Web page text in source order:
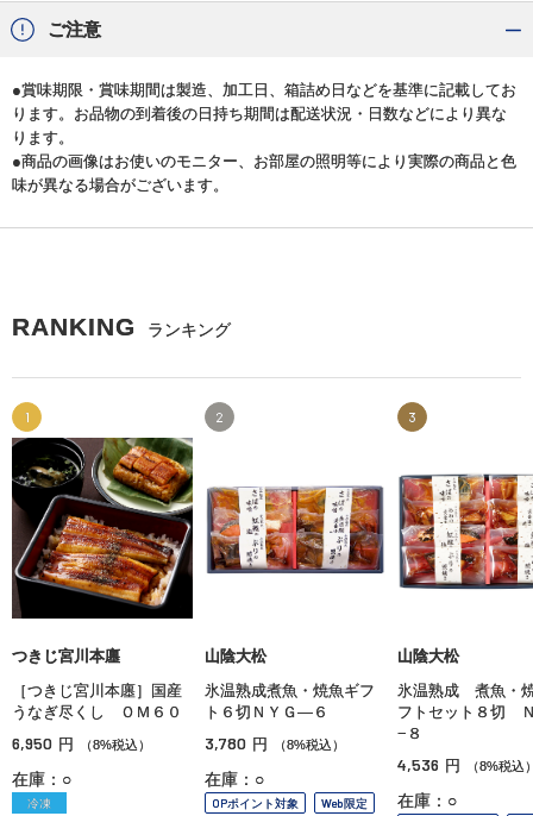
ご注意
●賞味期限・賞味期間は製造、加工日、箱詰め日などを基準に記載してお
ります。お品物の到着後の日持ち期間は配送状況・日数などにより異な
ります。
●商品の画像はお使いのモニター、お部屋の照明等により実際の商品と色
味が異なる場合がございます。
RANKING ランキング
1
つきじ宮川本廛
［つきじ宮川本廛］国産
うなぎ尽くし ＯＭ６０
6,950 円 （8%税込）
在庫：○
冷凍
2
山陰大松
氷温熟成煮魚・焼魚ギフ
ト６切ＮＹＧ—６
3,780 円 （8%税込）
在庫：○
OPポイント対象
Web限定
3
山陰大松
氷温熟成 煮魚・
フトセット８切
−８
4,536 円 （8%税込
在庫：○